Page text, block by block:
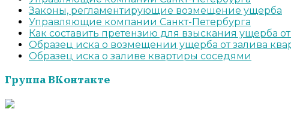
Законы, регламентирующие возмещение ущерба
Управляющие компании Санкт-Петербурга
Как составить претензию для взыскания ущерба
Образец иска о возмещении ущерба от залива
Образец иска о заливе квартиры соседями
Группа ВКонтакте